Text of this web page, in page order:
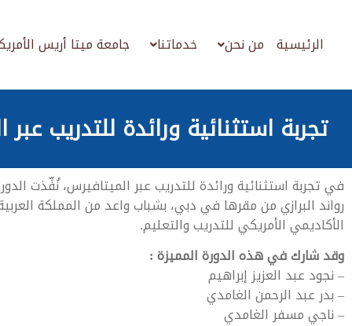
الرئيسية من نحن خدماتنا جامعة ميتا أريس
تجربة استثنائية ورائدة للتدريب
رواند البرازي من مقرها في دبي، بشباب واعد من المملكة
الأكاديمي الأمريكي للتدريب والتعليم.
وقد شارك في هذه الدورة المميزة :
– نجود عبد العزيز إبراهيم
– بدر عبد الرحمن الغامدي
– ناجي مسفر الغامدي